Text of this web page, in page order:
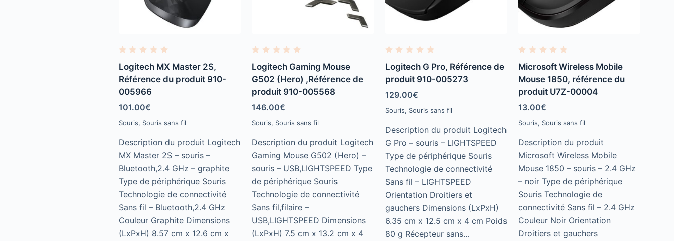
a
t
e
d
0
u
t
o
f
Logitech MX Master 2S,
Référence du produit 910-
005966
101.00€
Souris, Souris sans fil
Description du produit Logitech
MX Master 2S – souris –
Bluetooth,2.4 GHz – graphite
Type de périphérique Souris
Technologie de connectivité
Sans fil – Bluetooth,2.4 GHz
Couleur Graphite Dimensions
(LxPxH) 8.57 cm x 12.6 cm x
a
t
e
d
0
o
u
t
o
f
Logitech Gaming Mouse
G502 (Hero) ,Référence de
produit 910-005568
146.00€
Souris, Souris sans fil
Description du produit Logitech
Gaming Mouse G502 (Hero) –
souris – USB,LIGHTSPEED Type
de périphérique Souris
Technologie de connectivité
Sans fil,filaire –
USB,LIGHTSPEED Dimensions
(LxPxH) 7.5 cm x 13.2 cm x 4
a
t
e
d
0
o
t
f
5
Logitech G Pro, Référence de
produit 910-005273
129.00€
Souris, Souris sans fil
Description du produit Logitech
G Pro – souris – LIGHTSPEED
Type de périphérique Souris
Technologie de connectivité
Sans fil – LIGHTSPEED
Orientation Droitiers et
gauchers Dimensions (LxPxH)
6.35 cm x 12.5 cm x 4 cm Poids
80 g Récepteur sans…
a
t
e
d
0
o
u
t
o
f
Microsoft Wireless Mobile
Mouse 1850, référence du
produit U7Z-00004
13.00€
Souris, Souris sans fil
Description du produit
Microsoft Wireless Mobile
Mouse 1850 – souris – 2.4 GHz
– noir Type de périphérique
Souris Technologie de
connectivité Sans fil – 2.4 GHz
Couleur Noir Orientation
Droitiers et gauchers